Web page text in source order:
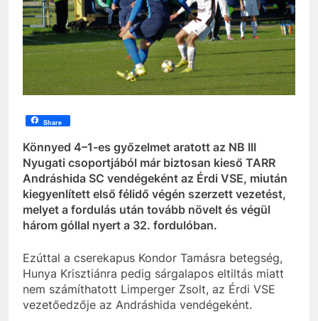
Share
Könnyed 4–1-es győzelmet aratott az NB III
Nyugati csoportjából már biztosan kieső TARR
Andráshida SC vendégeként az Érdi VSE, miután
kiegyenlített első félidő végén szerzett vezetést,
melyet a fordulás után tovább növelt és végül
három góllal nyert a 32. fordulóban.
Ezúttal a cserekapus Kondor Tamásra betegség,
Hunya Krisztiánra pedig sárgalapos eltiltás miatt
nem számíthatott Limperger Zsolt, az Érdi VSE
vezetőedzője az Andráshida vendégeként.